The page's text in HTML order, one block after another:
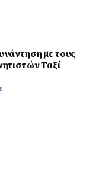
με τους
Ταξί